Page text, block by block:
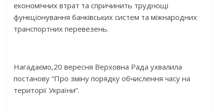
економічних втрат та спричинить труднощі
функціонування банківських систем та міжнародних
транспортних перевезень.
Нагадаємо,20 вересня Верховна Рада ухвалила
постанову “Про зміну порядку обчислення часу на
території України”.